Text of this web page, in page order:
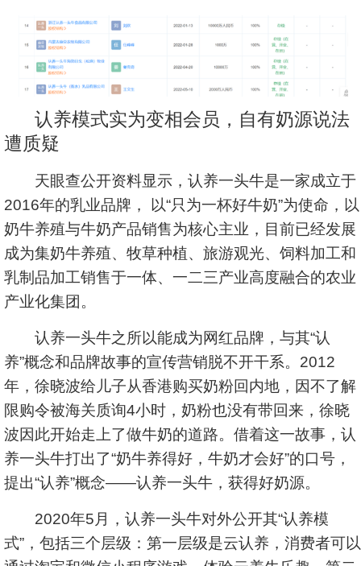
认养模式实为变相会员，自有奶源说法
遭质疑
天眼查公开资料显示，认养一头牛是一家成立于
2016年的乳业品牌， 以“只为一杯好牛奶”为使命，以
奶牛养殖与牛奶产品销售为核心主业，目前已经发展
成为集奶牛养殖、牧草种植、旅游观光、饲料加工和
乳制品加工销售于一体、一二三产业高度融合的农业
产业化集团。
认养一头牛之所以能成为网红品牌，与其“认
养”概念和品牌故事的宣传营销脱不开干系。2012
年，徐晓波给儿子从香港购买奶粉回内地，因不了解
限购令被海关质询4小时，奶粉也没有带回来，徐晓
波因此开始走上了做牛奶的道路。借着这一故事，认
养一头牛打出了“奶牛养得好，牛奶才会好”的口号，
提出“认养”概念——认养一头牛，获得好奶源。
2020年5月，认养一头牛对外公开其“认养模
式”，包括三个层级：第一层级是云认养，消费者可以